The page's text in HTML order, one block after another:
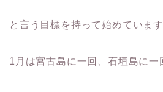
と言う目標を持って始めています
1月は宮古島に一回、石垣島に一